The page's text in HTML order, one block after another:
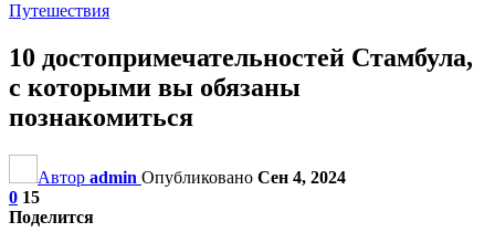
Путешествия
10 достопримечательностей Стамбула,
с которыми вы обязаны
познакомиться
Автор admin Опубликовано Сен 4, 2024
0 15
Поделится